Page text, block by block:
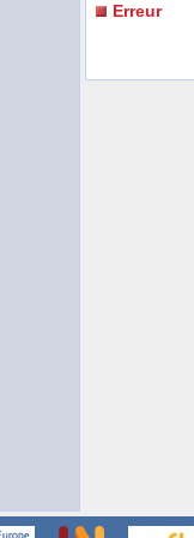
Erreur